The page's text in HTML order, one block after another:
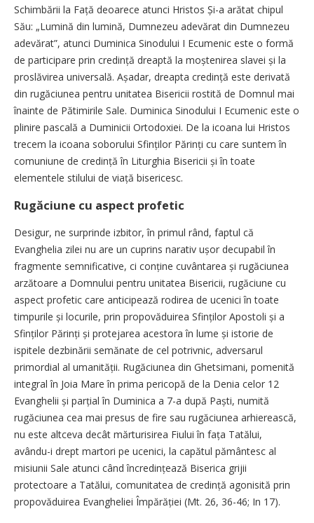
Schimbării la Față deoarece atunci Hristos Și-a arătat chipul
Său: „Lumină din lumină, Dumnezeu adevărat din Dumnezeu
adevărat”, atunci Duminica Sinodului I Ecumenic este o formă
de participare prin credință dreaptă la moștenirea slavei și la
proslăvirea universală. Așadar, dreapta credință este derivată
din rugăciunea pentru unitatea Bisericii rostită de Domnul mai
înainte de Pătimirile Sale. Duminica Sinodului I Ecumenic este o
plinire pascală a Duminicii Ortodoxiei. De la icoana lui Hristos
trecem la icoana soborului Sfinților Părinți cu care suntem în
comuniune de credință în Liturghia Bisericii și în toate
elementele stilului de viață bisericesc.
Rugăciune cu aspect profetic
Desigur, ne surprinde izbitor, în primul rând, faptul că
Evanghelia zilei nu are un cuprins narativ ușor decupabil în
fragmente semnificative, ci conține cuvântarea și rugăciunea
arzătoare a Domnului pentru unitatea Bisericii, rugăciune cu
aspect profetic care anticipează rodirea de ucenici în toate
timpurile și locurile, prin propovăduirea Sfinților Apostoli și a
Sfinților Părinți și protejarea acestora în lume și istorie de
ispitele dezbinării semănate de cel potrivnic, adversarul
primordial al umanității. Rugăciunea din Ghetsimani, pomenită
integral în Joia Mare în prima pericopă de la Denia celor 12
Evanghelii și parțial în Duminica a 7-a după Paști, numită
rugăciunea cea mai presus de fire sau rugăciunea arhierească,
nu este altceva decât mărturisirea Fiului în fața Tatălui,
avându-i drept martori pe ucenici, la capătul pământesc al
misiunii Sale atunci când încre­dințează Biserica grijii
protectoare a Tatălui, comunitatea de cre­dință agonisită prin
propovăduirea Evangheliei Împărăției (Mt. 26, 36-46; In 17).